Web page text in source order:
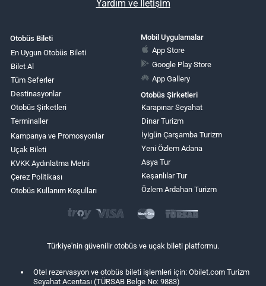
Yardım ve İletişim
Otobüs Bileti
En Uygun Otobüs Bileti
Bilet Al
Tüm Seferler
Destinasyonlar
Otobüs Şirketleri
Terminaller
Kampanya ve Promosyonlar
Uçak Bileti
KVKK Aydınlatma Metni
Çerez Politikası
Otobüs Kullanım Koşulları
Mobil Uygulamalar
App Store
Google Play Store
App Gallery
Otobüs Şirketleri
Karapınar Seyahat
Dinar Turizm
İyigün Çarşamba Turizm
Yeni Özlem Adana
Asya Tur
Keşanlılar Tur
Özlem Ardahan Turizm
Türkiye'nin güvenilir otobüs ve uçak bileti platformu.
Otel rezervasyon ve otobüs bileti işlemleri için: Obilet.com Turizm
Seyahat Acentası (TÜRSAB Belge No: 9883)